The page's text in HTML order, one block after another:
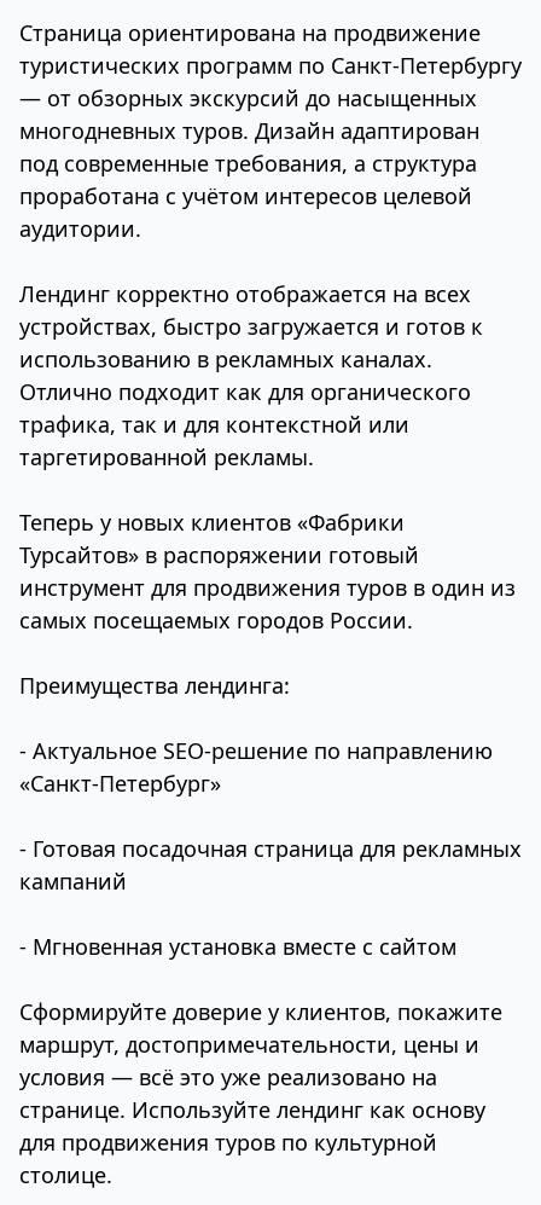
Страница ориентирована на продвижение
туристических программ по Санкт-Петербургу
— от обзорных экскурсий до насыщенных
многодневных туров. Дизайн адаптирован
под современные требования, а структура
проработана с учётом интересов целевой
аудитории.
Лендинг корректно отображается на всех
устройствах, быстро загружается и готов к
использованию в рекламных каналах.
Отлично подходит как для органического
трафика, так и для контекстной или
таргетированной рекламы.
Теперь у новых клиентов «Фабрики
Турсайтов» в распоряжении готовый
инструмент для продвижения туров в один из
самых посещаемых городов России.
Преимущества лендинга:
- Актуальное SEO-решение по направлению
«Санкт-Петербург»
- Готовая посадочная страница для рекламных
кампаний
- Мгновенная установка вместе с сайтом
Сформируйте доверие у клиентов, покажите
маршрут, достопримечательности, цены и
условия — всё это уже реализовано на
странице. Используйте лендинг как основу
для продвижения туров по культурной
столице.